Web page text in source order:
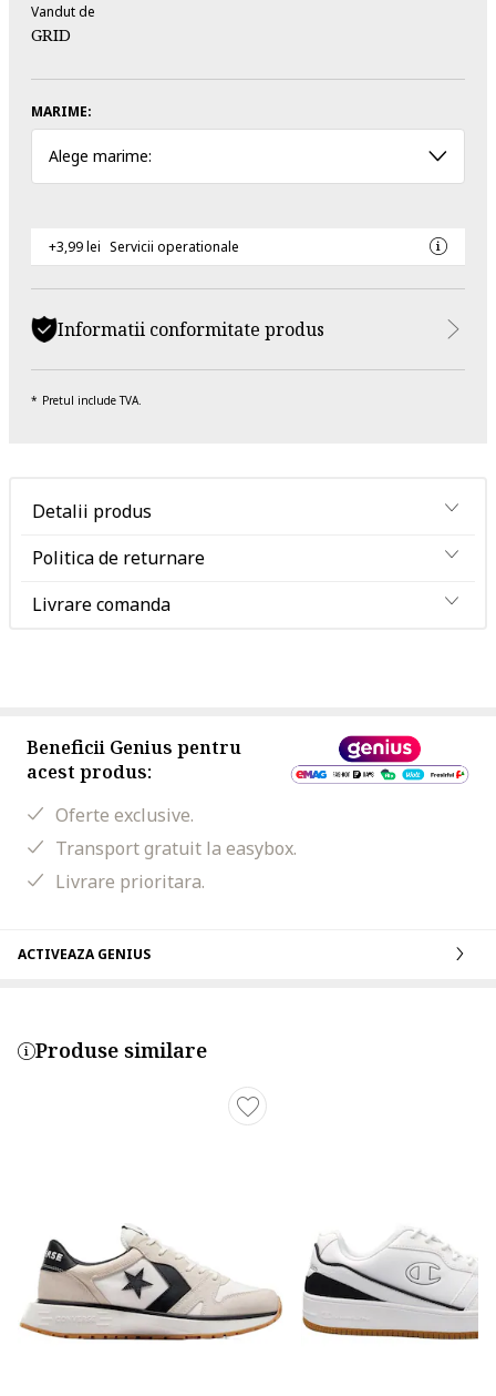
Vandut de
GRID
MARIME:
Alege marime:
+3,99 lei Servicii operationale
Informatii conformitate produs
Pretul include TVA.
Detalii produs
Politica de returnare
Livrare comanda
Beneficii Genius pentru
acest produs:
Oferte exclusive.
Transport gratuit la easybox.
Livrare prioritara.
ACTIVEAZA GENIUS
Produse similare